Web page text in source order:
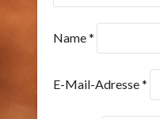
Name*
E-Mail-Adresse*